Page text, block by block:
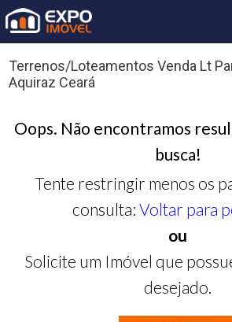
Terrenos/Loteamentos Venda Lt
Aquiraz Ceará
Oops. Não encontramos
busca!
Tente restringir menos os
consulta: Voltar para
ou
Solicite um Imóvel que
desejado.